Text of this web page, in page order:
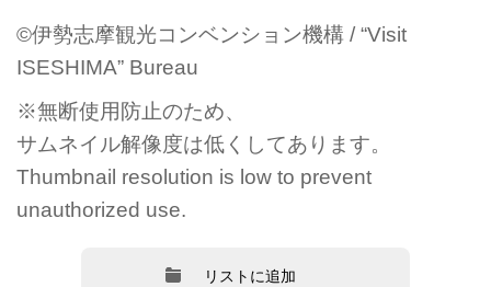
©伊勢志摩観光コンベンション機構 / “Visit
ISESHIMA” Bureau
※無断使用防止のため、
サムネイル解像度は低くしてあります。
Thumbnail resolution is low to prevent
unauthorized use.
リストに追加